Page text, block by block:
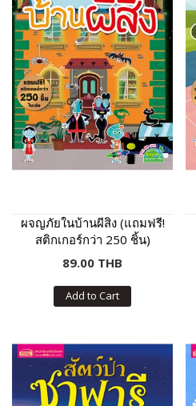
ผจญภัยในบ้านผีสิง (แถมฟรี!
สติกเกอร์กว่า 250 ชิ้น)
89.00 THB
Add to Cart